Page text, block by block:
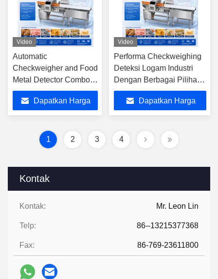
Kontak
Kontak: Mr. Leon Lin
Telp: 86--13215377368
Fax: 86-769-23611800
Keakuratan Industri
Pengolahan Makanan
Video
Automatic
Checkweigher and Food
Metal Detector Combo
Machine High Precision
Industrial Food
Processing Inspection
Otomatis dan Detektor
Logam Makanan Mesin
Keakuratan Industri
Dapatkan Harga
Video
Performa Checkweighing
Deteksi Logam Industri
Dengan Berbagai Pilihan
Konfigurasi pabrik
makananDapatkan Harga
1 2 3 4